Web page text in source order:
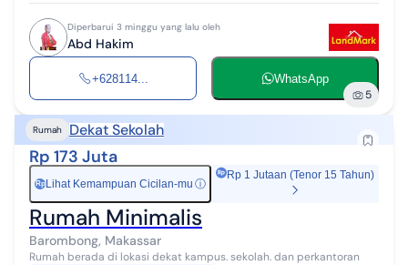
Diperbarui 3 minggu yang lalu oleh
Abd Hakim
+628114... WhatsApp
5
Rumah Dekat Sekolah
Rp 173 Juta
Rp Lihat Kemampuan Cicilan-mu ⓘ
Rp 1 Jutaan (Tenor 15 Tahun)
Rumah Minimalis
Barombong, Makassar
Rumah berada di lokasi dekat kampus. sekolah. dan perkantoran